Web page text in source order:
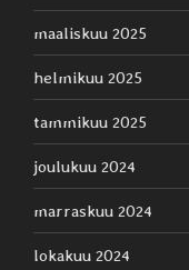
maaliskuu 2025
helmikuu 2025
tammikuu 2025
joulukuu 2024
marraskuu 2024
lokakuu 2024